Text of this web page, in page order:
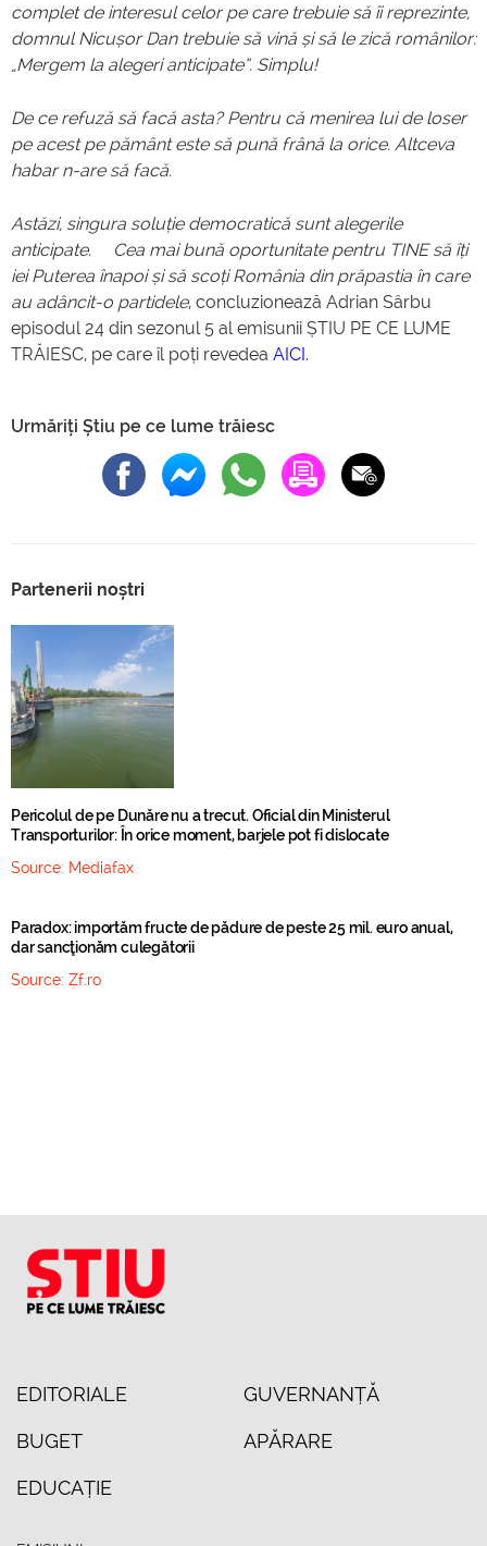
complet de interesul celor pe care trebuie să îi reprezinte,
domnul Nicușor Dan trebuie să vină și să le zică românilor:
„Mergem la alegeri anticipate”. Simplu!
De ce refuză să facă asta? Pentru că menirea lui de loser
pe acest pe pământ este să pună frână la orice. Altceva
habar n-are să facă.
Astăzi, singura soluție democratică sunt alegerile
anticipate.
Cea mai bună oportunitate pentru TINE să îți
iei Puterea înapoi și să scoți România din prăpastia în care
au adâncit-o partidele, concluzionează Adrian Sârbu
episodul 24 din sezonul 5 al emisunii ȘTIU PE CE LUME
TRĂIESC, pe care îl poți revedea AICI.
Urmăriți Știu pe ce lume trăiesc
Partenerii noștri
Pericolul de pe Dunăre nu a trecut. Oficial din Ministerul
Transporturilor: În orice moment, barjele pot fi dislocate
Source: Mediafax
Paradox: importăm fructe de pădure de peste 25 mil. euro anual,
dar sancţionăm culegătorii
Source: Zf.ro
EDITORIALE GUVERNANȚĂ
BUGET APĂRARE
EDUCAȚIE